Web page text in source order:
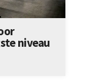
niveau